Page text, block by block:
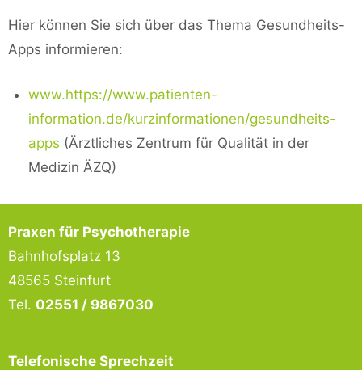
Hier können Sie sich über das Thema Gesundheits-
Apps informieren:
www.https://www.patienten-
information.de/kurzinformationen/gesundheits-
apps (Ärztliches Zentrum für Qualität in der
Medizin ÄZQ)
Praxen für Psychotherapie
Bahnhofsplatz 13
48565 Steinfurt
Tel. 02551 / 9867030
Telefonische Sprechzeit